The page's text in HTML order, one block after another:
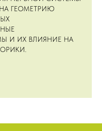
ГЕОМЕТРИЮ
И ИХ ВЛИЯНИЕ НА